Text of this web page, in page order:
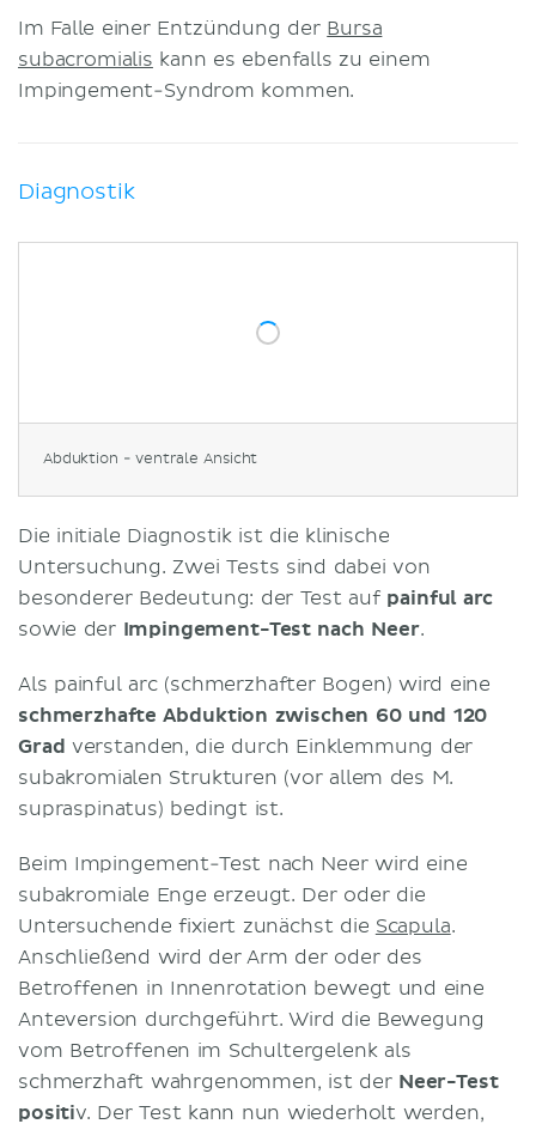
Im Falle einer Entzündung der Bursa
subacromialis kann es ebenfalls zu einem
Impingement-Syndrom kommen.
Diagnostik
Abduktion - ventrale Ansicht
Die initiale Diagnostik ist die klinische
Untersuchung. Zwei Tests sind dabei von
besonderer Bedeutung: der Test auf painful arc
sowie der Impingement-Test nach Neer.
Als painful arc (schmerzhafter Bogen) wird eine
schmerzhafte Abduktion zwischen 60 und 120
Grad verstanden, die durch Einklemmung der
subakromialen Strukturen (vor allem des M.
supraspinatus) bedingt ist.
Beim Impingement-Test nach Neer wird eine
subakromiale Enge erzeugt. Der oder die
Untersuchende fixiert zunächst die Scapula.
Anschließend wird der Arm der oder des
Betroffenen in Innenrotation bewegt und eine
Anteversion durchgeführt. Wird die Bewegung
vom Betroffenen im Schultergelenk als
schmerzhaft wahrgenommen, ist der Neer-Test
positiv. Der Test kann nun wiederholt werden,